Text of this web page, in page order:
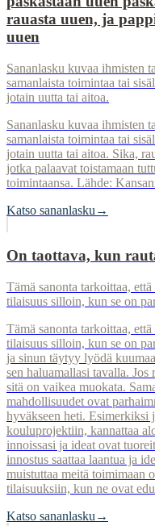
rauasta uuen, ja
uuen
Sananlasku kuvaa ihmisten
samanlaista toimintaa tai
jotain uutta tai aitoa.
Sananlasku kuvaa ihmisten
samanlaista toimintaa tai
jotain uutta tai aitoa. Sika,
jotka palaavat toistamaan
toimintaansa. Lähde:
Katso sananlasku →
On taottava, kun
Tämä sanonta tarkoittaa,
tilaisuus silloin, kun se on
Tämä sanonta tarkoittaa,
tilaisuus silloin, kun se on
ja sinun täytyy lyödä
sen haluamallasi tavalla.
sitä on vaikea muokata.
mahdollisuudet ovat
hyväkseen heti. Esimerkiksi
kouluprojektiin, kannattaa
innoissasi ja ideat ovat
innostus saattaa laantua ja
muistuttaa meitä toimimaan
tilaisuuksiin, kun ne ovat
Katso sananlasku →